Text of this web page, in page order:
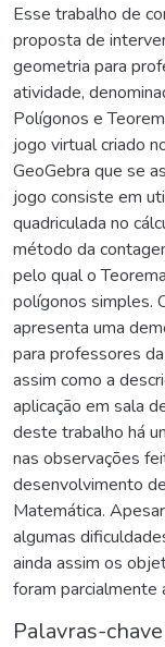
Esse trabalho de
proposta de
geometria para
atividade,
Polígonos e
jogo virtual criado
GeoGebra que se
jogo consiste em
quadriculada no
método da
pelo qual o
polígonos simples.
apresenta uma
para professores
assim como a
aplicação em sala
deste trabalho há
nas observações
desenvolvimento
Matemática.
algumas
ainda assim os
foram parcialmente
Palavras-chave